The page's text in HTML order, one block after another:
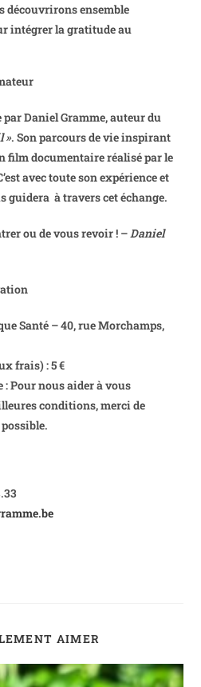
découvrirons ensemble
intégrer la gratitude au
Daniel Gramme, auteur du
». Son parcours de vie inspirant
film documentaire réalisé par le
avec toute son expérience et
guidera à travers cet échange.
ou de vous revoir ! – Daniel
Santé – 40, rue Morchamps,
frais) : 5 €
Pour nous aider à vous
conditions, merci de
AIMER